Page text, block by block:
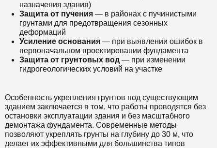
назначения здания)
Защита от пучения — в районах с пучинистыми
грунтами для предотвращения сезонных
деформаций
Усиление основания — при выявлении ошибок в
первоначальном проектировании фундамента
Защита от грунтовых вод — при изменении
гидрогеологических условий на участке
Особенность укрепления грунтов под существующим
зданием заключается в том, что работы проводятся без
остановки эксплуатации здания и без масштабного
демонтажа фундамента. Современные методы
позволяют укреплять грунты на глубину до 30 м, что
делает их эффективными для большинства типов